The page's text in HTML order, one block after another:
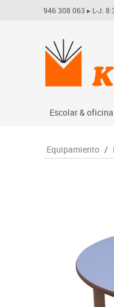
946 308 063 ▸ L-J:
Escolar & oficina
Archivo
Manualidades
Material escolar
Plastifica,
Papel y
Equipamiento /